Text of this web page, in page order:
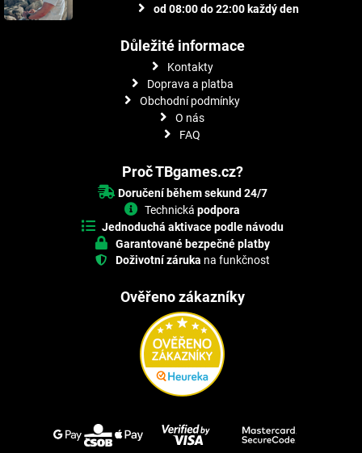
od 08:00 do 22:00 každý den
Důležité informace
Kontakty
Doprava a platba
Obchodní podmínky
O nás
FAQ
Proč TBgames.cz?
Doručení během sekund 24/7
Technickápodpora
Jednoduchá aktivace podle návodu
Garantované bezpečné platby
Doživotní záruka na funkčnost
Ověřeno zákazníky